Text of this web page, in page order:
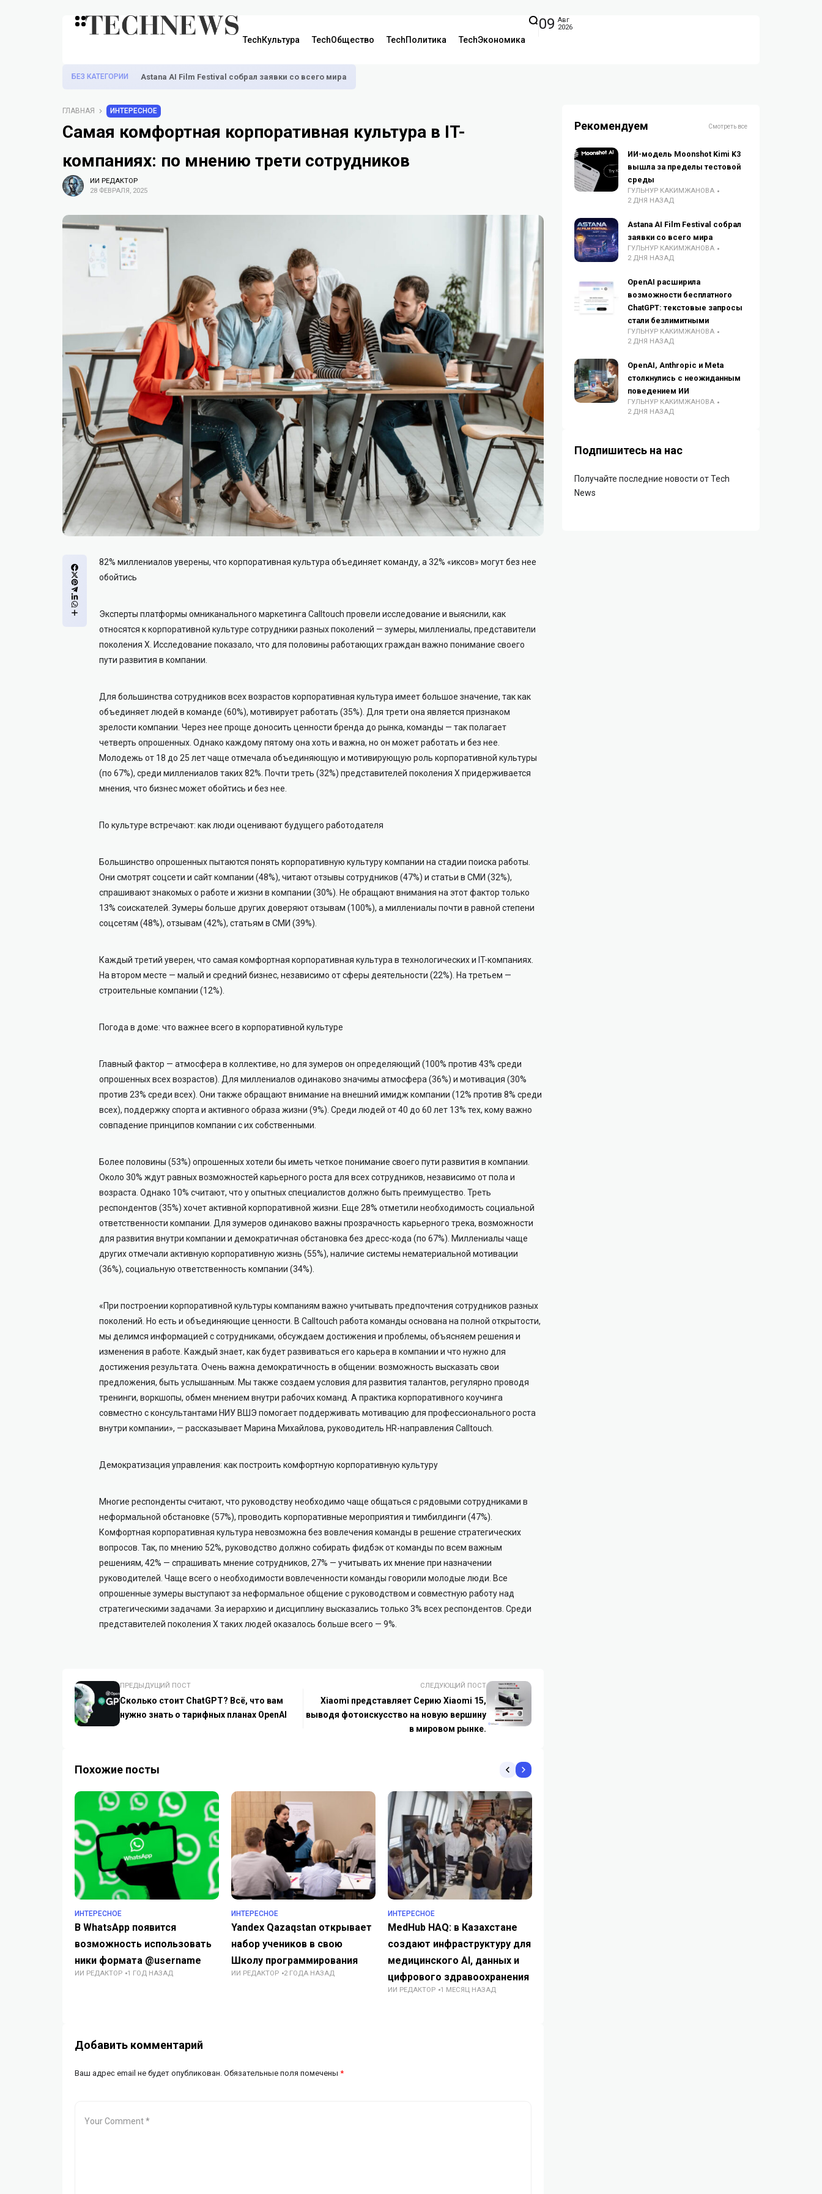
TechКультура TechОбщество TechПолитика TechЭкономика
09 Авг
2026
БЕЗ КАТЕГОРИИ Astana AI Film Festival собрал заявки со всего мира
ГЛАВНАЯ ИНТЕРЕСНОЕ
Самая комфортная корпоративная культура в IT-
компаниях: по мнению трети сотрудников
ИИ РЕДАКТОР
28 ФЕВРАЛЯ, 2025
82% миллениалов уверены, что корпоративная культура объединяет команду, а 32% «иксов» могут без нее
обойтись
Эксперты платформы омниканального маркетинга Calltouch провели исследование и выяснили, как
относятся к корпоративной культуре сотрудники разных поколений — зумеры, миллениалы, представители
поколения Х. Исследование показало, что для половины работающих граждан важно понимание своего
пути развития в компании.
Для большинства сотрудников всех возрастов корпоративная культура имеет большое значение, так как
объединяет людей в команде (60%), мотивирует работать (35%). Для трети она является признаком
зрелости компании. Через нее проще доносить ценности бренда до рынка, команды — так полагает
четверть опрошенных. Однако каждому пятому она хоть и важна, но он может работать и без нее.
Молодежь от 18 до 25 лет чаще отмечала объединяющую и мотивирующую роль корпоративной культуры
(по 67%), среди миллениалов таких 82%. Почти треть (32%) представителей поколения Х придерживается
мнения, что бизнес может обойтись и без нее.
По культуре встречают: как люди оценивают будущего работодателя
Большинство опрошенных пытаются понять корпоративную культуру компании на стадии поиска работы.
Они смотрят соцсети и сайт компании (48%), читают отзывы сотрудников (47%) и статьи в СМИ (32%),
спрашивают знакомых о работе и жизни в компании (30%). Не обращают внимания на этот фактор только
13% соискателей. Зумеры больше других доверяют отзывам (100%), а миллениалы почти в равной степени
соцсетям (48%), отзывам (42%), статьям в СМИ (39%).
Каждый третий уверен, что самая комфортная корпоративная культура в технологических и IT-компаниях.
На втором месте — малый и средний бизнес, независимо от сферы деятельности (22%). На третьем —
строительные компании (12%).
Погода в доме: что важнее всего в корпоративной культуре
Главный фактор — атмосфера в коллективе, но для зумеров он определяющий (100% против 43% среди
опрошенных всех возрастов). Для миллениалов одинаково значимы атмосфера (36%) и мотивация (30%
против 23% среди всех). Они также обращают внимание на внешний имидж компании (12% против 8% среди
всех), поддержку спорта и активного образа жизни (9%). Среди людей от 40 до 60 лет 13% тех, кому важно
совпадение принципов компании с их собственными.
Более половины (53%) опрошенных хотели бы иметь четкое понимание своего пути развития в компании.
Около 30% ждут равных возможностей карьерного роста для всех сотрудников, независимо от пола и
возраста. Однако 10% считают, что у опытных специалистов должно быть преимущество. Треть
респондентов (35%) хочет активной корпоративной жизни. Еще 28% отметили необходимость социальной
ответственности компании. Для зумеров одинаково важны прозрачность карьерного трека, возможности
для развития внутри компании и демократичная обстановка без дресс-кода (по 67%). Миллениалы чаще
других отмечали активную корпоративную жизнь (55%), наличие системы нематериальной мотивации
(36%), социальную ответственность компании (34%).
«При построении корпоративной культуры компаниям важно учитывать предпочтения сотрудников разных
поколений. Но есть и объединяющие ценности. В Calltouch работа команды основана на полной открытости,
мы делимся информацией с сотрудниками, обсуждаем достижения и проблемы, объясняем решения и
изменения в работе. Каждый знает, как будет развиваться его карьера в компании и что нужно для
достижения результата. Очень важна демократичность в общении: возможность высказать свои
предложения, быть услышанным. Мы также создаем условия для развития талантов, регулярно проводя
тренинги, воркшопы, обмен мнением внутри рабочих команд. А практика корпоративного коучинга
совместно с консультантами НИУ ВШЭ помогает поддерживать мотивацию для профессионального роста
внутри компании», — рассказывает Марина Михайлова, руководитель HR-направления Calltouch.
Демократизация управления: как построить комфортную корпоративную культуру
Многие респонденты считают, что руководству необходимо чаще общаться с рядовыми сотрудниками в
неформальной обстановке (57%), проводить корпоративные мероприятия и тимбилдинги (47%).
Комфортная корпоративная культура невозможна без вовлечения команды в решение стратегических
вопросов. Так, по мнению 52%, руководство должно собирать фидбэк от команды по всем важным
решениям, 42% — спрашивать мнение сотрудников, 27% — учитывать их мнение при назначении
руководителей. Чаще всего о необходимости вовлеченности команды говорили молодые люди. Все
опрошенные зумеры выступают за неформальное общение с руководством и совместную работу над
стратегическими задачами. За иерархию и дисциплину высказались только 3% всех респондентов. Среди
представителей поколения Х таких людей оказалось больше всего — 9%.
ПРЕДЫДУЩИЙ ПОСТ
Сколько стоит ChatGPT? Всё, что вам
нужно знать о тарифных планах OpenAI
СЛЕДУЮЩИЙ ПОСТ
Xiaomi представляет Серию Xiaomi 15,
выводя фотоискусство на новую вершину
в мировом рынке.
Похожие посты
ИНТЕРЕСНОЕ
В WhatsApp появится
возможность использовать
ники формата @username
ИИ РЕДАКТОР 1 ГОД НАЗАД
ИНТЕРЕСНОЕ
Yandex Qazaqstan открывает
набор учеников в свою
Школу программирования
ИИ РЕДАКТОР 2 ГОДА НАЗАД
ИНТЕРЕСНОЕ
MedHub HAQ: в Казахстане
создают инфраструктуру для
медицинского AI, данных и
цифрового здравоохранения
ИИ РЕДАКТОР 1 МЕСЯЦ НАЗАД
Добавить комментарий
Ваш адрес email не будет опубликован. Обязательные поля помечены *
Рекомендуем Смотреть все
ИИ-модель Moonshot Kimi K3
вышла за пределы тестовой
среды
ГУЛЬНУР КАКИМЖАНОВА
2 ДНЯ НАЗАД
Astana AI Film Festival собрал
заявки со всего мира
ГУЛЬНУР КАКИМЖАНОВА
2 ДНЯ НАЗАД
OpenAI расширила
возможности бесплатного
ChatGPT: текстовые запросы
стали безлимитными
ГУЛЬНУР КАКИМЖАНОВА
2 ДНЯ НАЗАД
OpenAI, Anthropic и Meta
столкнулись с неожиданным
поведением ИИ
ГУЛЬНУР КАКИМЖАНОВА
2 ДНЯ НАЗАД
Подпишитесь на нас
Получайте последние новости от Tech
News